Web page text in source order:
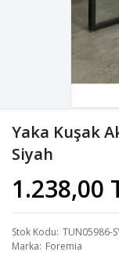
Yaka Kuşak
Siyah
1.238,00
Stok Kodu TUN05986-
Marka Foremia